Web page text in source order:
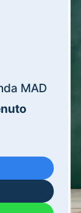
MAD